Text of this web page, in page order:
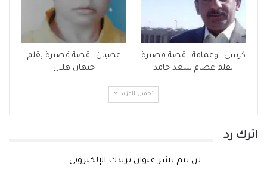
كرسي.. وعمامة.. قصة قصيرة
بقلم عصام سعد حامد
عصيان.. قصة قصيرة بقلم
جيهان هلال
تحميل المزيد
اترك رد
لن يتم نشر عنوان بريدك الإلكتروني.